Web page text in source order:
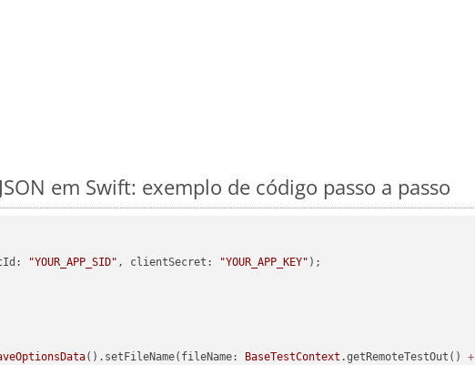
em Swift: exemplo de código passo a passo
"YOUR_APP_SID" , clientSecret: "YOUR_APP_KEY"
().setFileName(fileName: BaseTestContext .getRemoteTestOut() +